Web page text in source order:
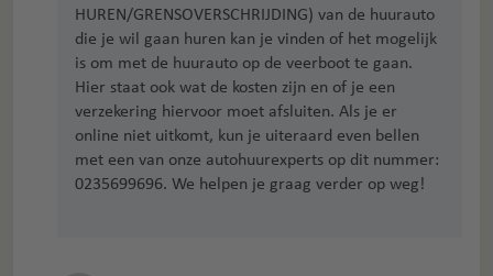
HUREN/GRENSOVERSCHRIJDING) van de huurauto
die je wil gaan huren kan je vinden of het mogelijk
is om met de huurauto op de veerboot te gaan.
Hier staat ook wat de kosten zijn en of je een
verzekering hiervoor moet afsluiten. Als je er
online niet uitkomt, kun je uiteraard even bellen
met een van onze autohuurexperts op dit nummer:
0235699696. We helpen je graag verder op weg!